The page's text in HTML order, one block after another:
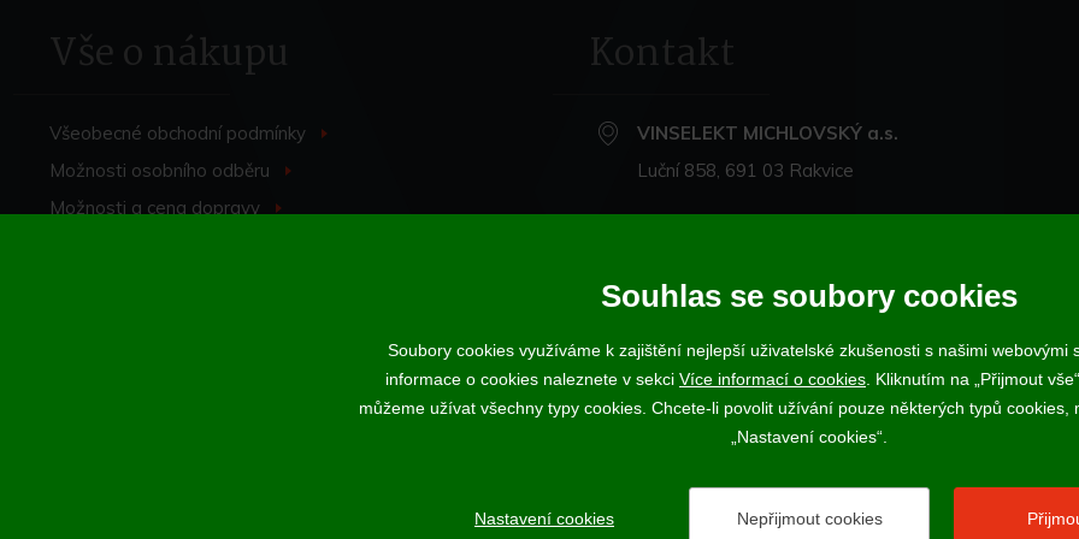
Vše o nákupu
Všeobecné obchodní podmínky
Možnosti osobního odběru
Možnosti a cena dopravy
>
Kontakt
VINSELEKT MICHLOVSKÝ a.s.
Luční 858, 691 03 Rakvice
michlovsky@michlovsky.com
Podle zákona o evidenci tržeb je prodávající povinen vystavit kupujícímu účtenku. Zároveň je povinen zaevidovat přijatou tržbu u správce
Vína a sekty prodáváme výhradně osobám starším 18-ti let.
Souhlas se soubory cookies
Soubory cookies využíváme k zajištění nejlepší uživatelské zkušenosti s našimi webovými
informace o cookies naleznete v sekci Více informací o cookies . Kliknutím na „Přijmout
můžeme užívat všechny typy cookies. Chcete-li povolit užívání pouze některých typů cookies,
„Nastavení cookies“.
Nepřijmout cookies
Nastavení cookies